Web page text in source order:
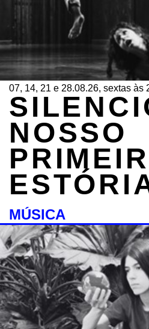
07, 14, 21 e 28.08.26, sextas às
NOSSO
MÚSICA